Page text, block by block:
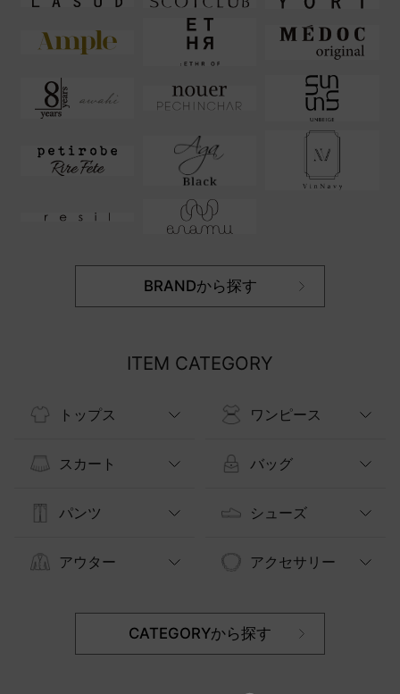
BRANDから探す
ITEM CATEGORY
トップス
スカート
パンツ
アウター
ワンピース
バッグ
シューズ
アクセサリー
CATEGORYから探す